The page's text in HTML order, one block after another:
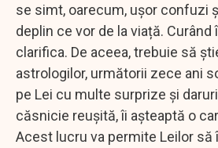
se simt, oarecum, ușor confuzi
deplin ce vor de la viață.
clarifica. De aceea, trebuie să
astrologilor, următorii zece ani
pe Lei cu multe surprize și
căsnicie reușită, îi așteaptă o
Acest lucru va permite Leilor